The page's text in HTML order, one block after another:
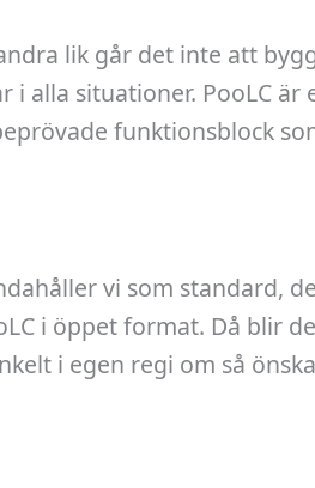
lik går det inte att
i alla situationer. PooLC är
funktions­block
vi som standard,
i öppet format. Då blir
i egen regi om så